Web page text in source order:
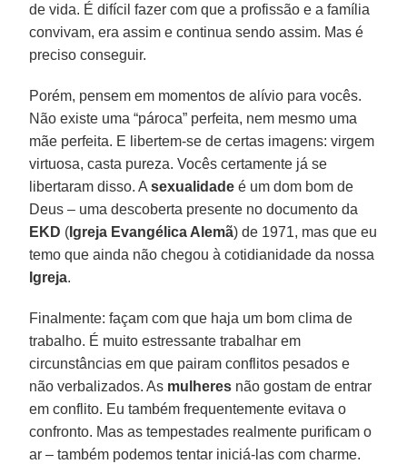
de vida. É difícil fazer com que a profissão e a família
convivam, era assim e continua sendo assim. Mas é
preciso conseguir.
Porém, pensem em momentos de alívio para vocês.
Não existe uma “pároca” perfeita, nem mesmo uma
mãe perfeita. E libertem-se de certas imagens: virgem
virtuosa, casta pureza. Vocês certamente já se
libertaram disso. Asexualidade é um dom bom de
Deus – uma descoberta presente no documento da
EKD ( Igreja Evangélica Alemã) de 1971, mas que eu
temo que ainda não chegou à cotidianidade da nossa
Igreja.
Finalmente: façam com que haja um bom clima de
trabalho. É muito estressante trabalhar em
circunstâncias em que pairam conflitos pesados e
não verbalizados. As mulheres não gostam de entrar
em conflito. Eu também frequentemente evitava o
confronto. Mas as tempestades realmente purificam o
ar – também podemos tentar iniciá-las com charme.